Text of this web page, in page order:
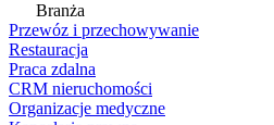
Branża
Przewóz i przechowywanie
Restauracja
Praca zdalna
CRM nieruchomości
Organizacje medyczne